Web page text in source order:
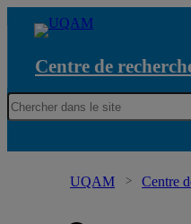
Centre de
UQAM Centre